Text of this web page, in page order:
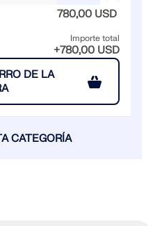
780,00 USD
Importe total
+780,00 USD
DE LA
CATEGORÍA